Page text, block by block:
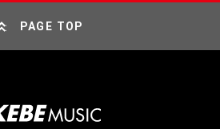
PAGE TOP